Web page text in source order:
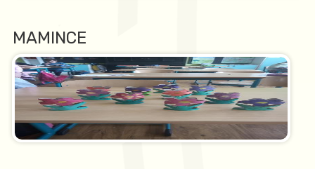
MAMINCE